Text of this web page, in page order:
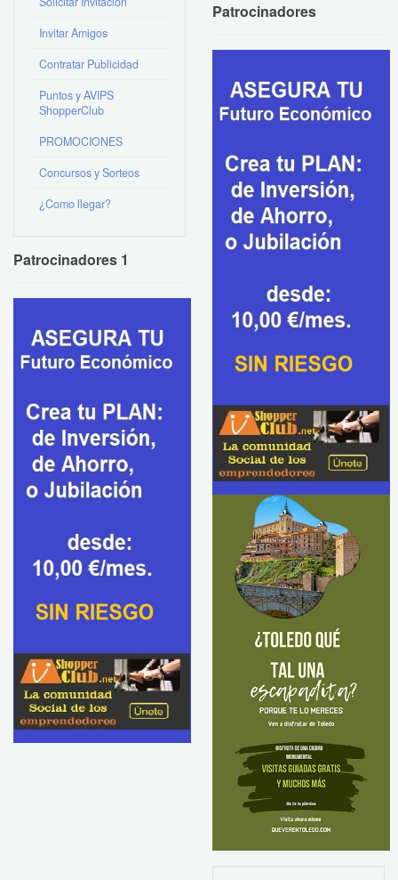
Invitar Amigos
Contratar Publicidad
Puntos y AVIPS
ShopperClub
PROMOCIONES
Concursos y Sorteos
¿Como llegar?
Patrocinadores 1
Patrocinadores